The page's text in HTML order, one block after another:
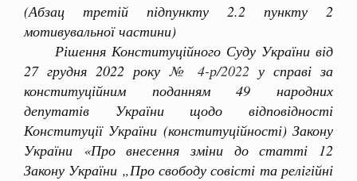
(Абзац третій підпункту 2.2 пункту 2
мотивувальної частини)
Рішення Конституційного Суду України від
27 грудня 2022 року№ 4-р/2022 у справі за
конституційним поданням 49 народних
депутатів України щодо відповідності
Конституції України (конституційності) Закону
України «Про внесення зміни до статті 12
Закону України „Про свободу совісті та релігійні